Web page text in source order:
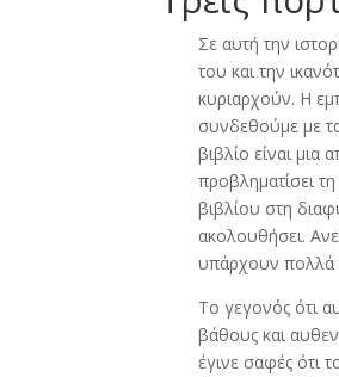
Σε αυτή την
του και την
κυριαρχούν. Η
συνδεθούμε με
βιβλίο είναι μια
προβληματίσει
βιβλίου στη
ακολουθήσει.
υπάρχουν πολλά
Το γεγονός ότι
βάθους και
έγινε σαφές ότι